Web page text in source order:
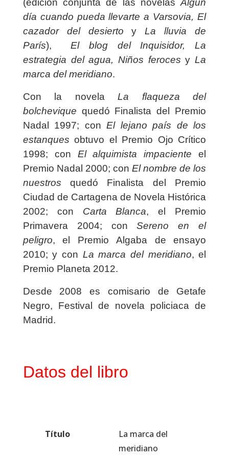
(edición conjunta de las novelasAlgún
día cuando pueda llevarte a Varsovia, El
cazador del desierto yLa lluvia de
París),El blog del Inquisidor, La
estrategia del agua, Niños feroces yLa
marca del meridiano.
Con la novelaLa flaqueza del
bolchevique quedó Finalista del Premio
Nadal 1997; conEl lejano país de los
estanques obtuvo el Premio Ojo Crítico
1998; con El alquimista impaciente el
Premio Nadal 2000; conEl nombre de los
nuestros quedó Finalista del Premio
Ciudad de Cartagena de Novela Histórica
2002; con Carta Blanca, el Premio
Primavera 2004; conSereno en el
peligro, el Premio Algaba de ensayo
2010; y con La marca del meridiano, el
Premio Planeta 2012.
Desde 2008 es comisario de Getafe
Negro, Festival de novela policiaca de
Madrid.
Datos del libro
Título
La marca del
meridiano